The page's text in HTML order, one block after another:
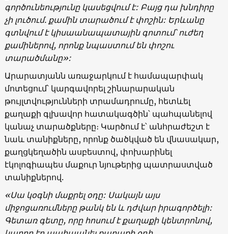
գործունեությունը կասեցվում է: Բայց դա խնդիրը
չի լուծում. քամին տարածում է փոշին: Երևանը
գտնվում է կիսաանապատային գոտում՝ ուժեղ
քամիներով, որոնք նպաստում են փոշու
տարածմանը»:
Արարատյանն առաջարկում է համապարփակ
մոտեցում՝ կարգավորել շինարարական
թույլտվությունների տրամադրումը, հետևել
քաղաքի գլխավոր հատակագծին՝ պահպանելով
կանաչ տարածքները։ Կարծում է՝ անհրաժեշտ է
նաև տանիքները, որոնք ծածկված են վնասակար,
քաղցկեղածին ասբեստով, փոխարինել
էկոլոգիապես մաքուր նյութերից պատրաստված
տանիքներով.
«Սա կօգնի մաքրել օդը: Սակայն այս
միջոցառումները թանկ են և դժվար իրագործելի:
Գետառ գետը, որը հոսում է քաղաքի կենտրոնով,